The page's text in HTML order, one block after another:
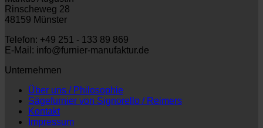
Rinscheweg 28
48159 Münster
Telefon: +49 251 - 133 89 869
E-Mail: info@furnier-manufaktur.de
Unternehmen
Über uns / Philosophie
Sägefurnier von Signorello / Reimers
Kontakt
Impressum